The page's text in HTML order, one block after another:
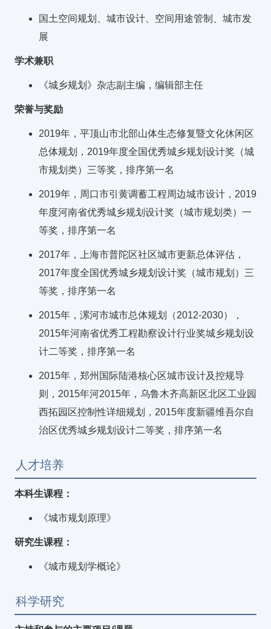
国土空间规划、城市设计、空间用途管制、城市发
展
学术兼职
《城乡规划》杂志副主编，编辑部主任
荣誉与奖励
2019年，平顶山市北部山体生态修复暨文化休闲区
总体规划，2019年度全国优秀城乡规划设计奖（城
市规划类）三等奖，排序第一名
2019年，周口市引黄调蓄工程周边城市设计，2019
年度河南省优秀城乡规划设计奖（城市规划类）一
等奖，排序第一名
2017年，上海市普陀区社区城市更新总体评估，
2017年度全国优秀城乡规划设计奖（城市规划）三
等奖，排序第一名
2015年，漯河市城市总体规划（2012-2030），
2015年河南省优秀工程勘察设计行业奖城乡规划设
计二等奖，排序第一名
2015年，郑州国际陆港核心区城市设计及控规导
则，2015年河2015年，乌鲁木齐高新区北区工业园
西拓园区控制性详细规划，2015年度新疆维吾尔自
治区优秀城乡规划设计二等奖，排序第一名
人才培养
本科生课程：
《城市规划原理》
研究生课程：
《城市规划学概论》
科学研究